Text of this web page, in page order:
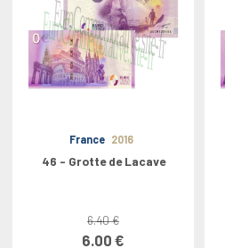
France 2016
46 - Grotte de Lacave
6.40 €
6.00 €